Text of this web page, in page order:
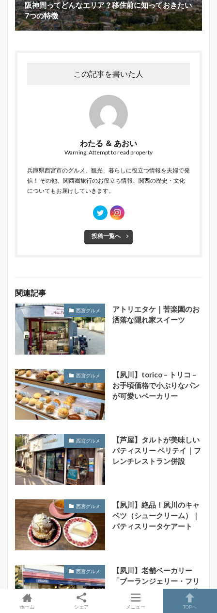
阪神間ってどんなエリア？移住前に知っておきたい
7つの特徴
この記事を書いた人
わたる ＆ あおい
Warning: Attempt to read property
兵庫県西宮市のグルメ、観光、暮らしに役立つ情報を夫婦で発
信！ その他、関西圏旅行のお役立ち情報、関西の歴史・文化
についてもお届けしていきます。
投稿一覧へ
関連記事
西宮グルメ
アトリエタケ｜苦楽園のお
洒落な隠れ家スイーツ
西宮グルメ
【夙川】torico – トリコ –
お手頃価格で小ぶりなパン
が可愛いベーカリー
西宮グルメ
【芦屋】タルトが美味しい
パティスリー ペリテイ｜フ
レンチレストラン併設
西宮グルメ
【夙川】絶品！夙川のキャ
ベツ（シュークリーム）｜
パティスリータケアート
西宮グルメ
【夙川】老舗ベーカリー
「ブーランジェリー・フリ
アンド」｜イートイン可能
なパン屋さん
ホーム シェア メニュー TOPへ